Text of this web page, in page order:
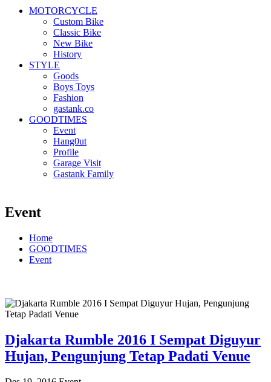
MOTORCYCLE
Custom Bike
Classic Bike
New Bike
History
STYLE
Goods
Boys Toys
Fashion
gastank.co
GOODTIMES
Event
Hang0ut
Profile
Garage Visit
Gastank Family
Event
Home
GOODTIMES
Event
Djakarta Rumble 2016 I Sempat Diguyur
Hujan, Pengunjung Tetap Padati Venue